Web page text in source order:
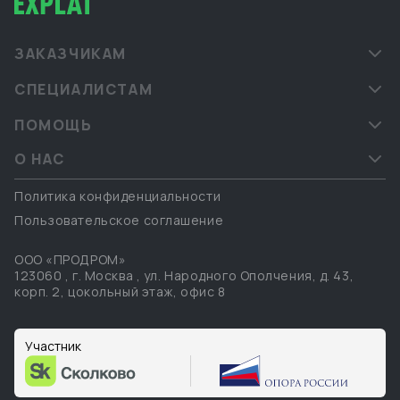
ЗАКАЗЧИКАМ
СПЕЦИАЛИСТАМ
ПОМОЩЬ
О НАС
Политика конфиденциальности
Пользовательское соглашение
ООО «ПРОДРОМ»
123060 , г. Москва , ул. Народного Ополчения, д. 43,
корп. 2, цокольный этаж, офис 8
Участник